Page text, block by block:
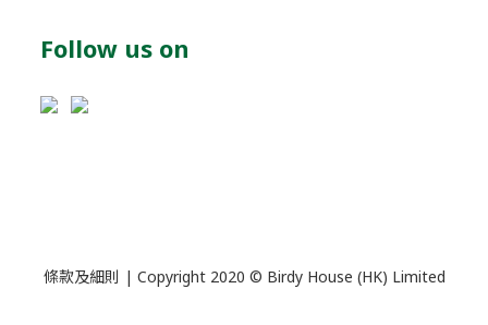
Follow us on
條款及細則 | Copyright 2020 © Birdy House (HK) Limited